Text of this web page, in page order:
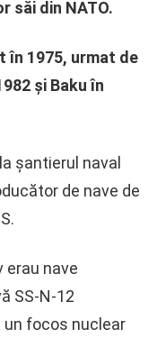
săi din NATO.
în 1975, urmat de
și Baku în
șantierul naval
de nave de
erau nave
SS-N-12
un focos nuclear